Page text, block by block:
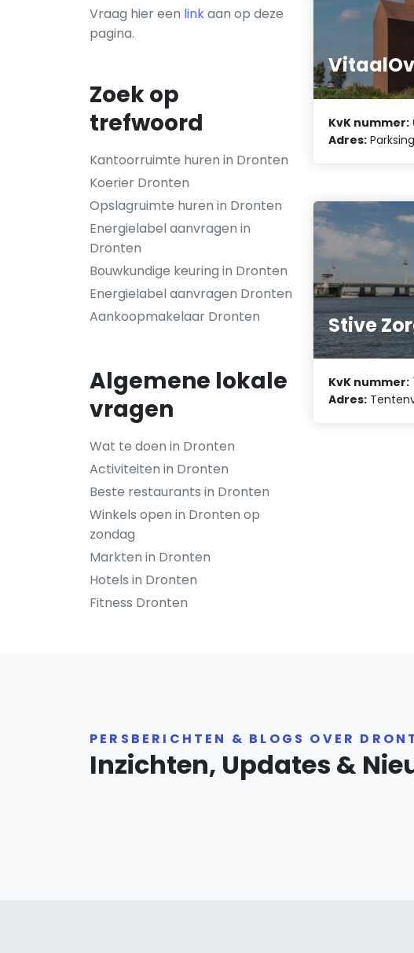
Vraag hier een linkaan op deze
pagina.
Zoek op
trefwoord
Kantoorruimte huren in Dronten
Koerier Dronten
Opslagruimte huren in Dronten
Energielabel aanvragen in
Dronten
Bouwkundige keuring in Dronten
Energielabel aanvragen Dronten
Aankoopmakelaar Dronten
Algemene lokale
vragen
Wat te doen in Dronten
Activiteiten in Dronten
Beste restaurants in Dronten
Winkels open in Dronten op
zondag
Markten in Dronten
Hotels in Dronten
Fitness Dronten
KvK nummer:
Adres:
Stive
KvK nummer:
Adres:
PERSBERICHTEN & BLOGS OVER
Inzichten, Updates &